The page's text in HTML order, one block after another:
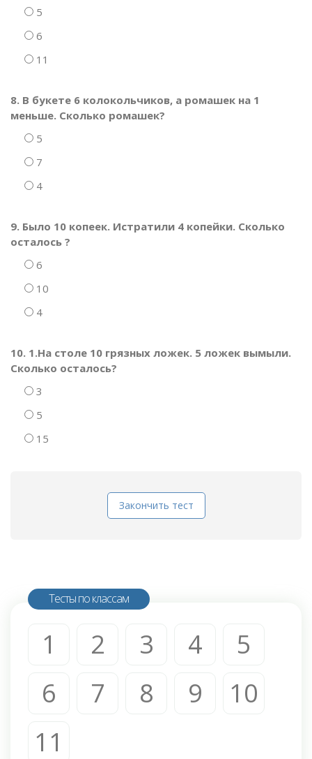
5
6
11
8. В букете 6 колокольчиков, а ромашек на 1
меньше. Сколько ромашек?
5
7
4
9. Было 10 копеек. Истратили 4 копейки. Сколько
осталось ?
6
10
4
10. 1.На столе 10 грязных ложек. 5 ложек вымыли.
Сколько осталось?
3
5
15
Закончить тест
Тесты по классам
1 2 3 4
5
6
7 8 9
10
11